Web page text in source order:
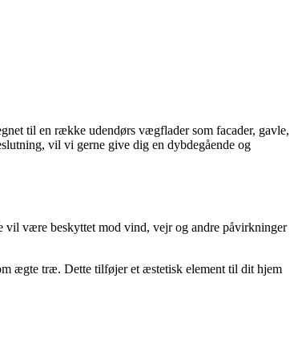
til en række udendørs vægflader som facader, gavle,
vil vi gerne give dig en dybdegående og
vil være beskyttet mod vind, vejr og andre påvirkninger
ægte træ. Dette tilføjer et æstetisk element til dit hjem